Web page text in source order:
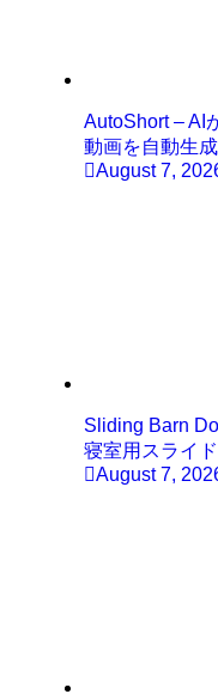
AutoShort – AI
動画を自動生
August 7,
Sliding Barn
寝室用スライ
August 7,